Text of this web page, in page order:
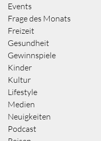
Events
Frage des Monats
Freizeit
Gesundheit
Gewinnspiele
Kinder
Kultur
Lifestyle
Medien
Neuigkeiten
Podcast